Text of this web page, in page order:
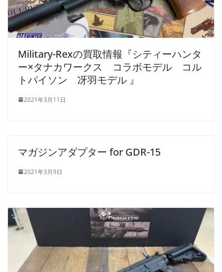
Military-Rexの買取情報『シティーハンタ
ー×タナカワークス コラボモデル コル
トパイソン 冴羽モデル 』
2021年3月11日
マガジンアダプター for GDR-15
2021年3月9日